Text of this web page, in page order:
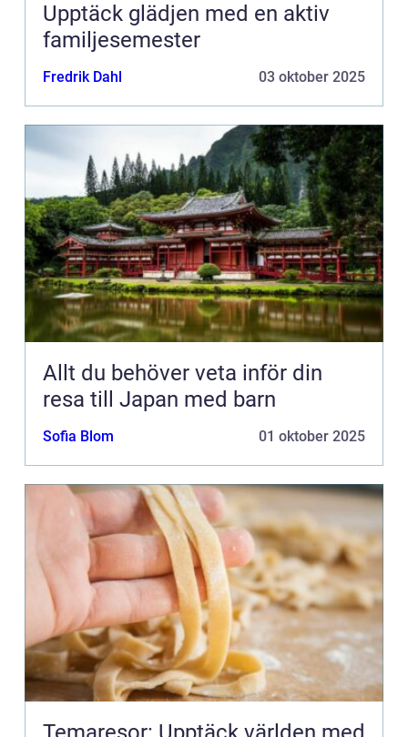
Upptäck glädjen med en aktiv
familjesemester
Fredrik Dahl 03 oktober 2025
Allt du behöver veta inför din
resa till Japan med barn
Sofia Blom 01 oktober 2025